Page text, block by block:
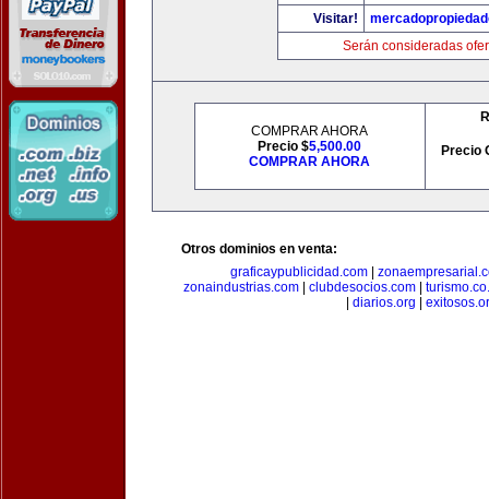
Visitar!
Serán consideradas
COMPRAR AHORA
Precio $5,500.00
COMPRAR AHORA
Precio
Otros dominios en venta:
graficaypublicidad.com
zonaindustrias.com| clubdesocios.com|
diarios.org